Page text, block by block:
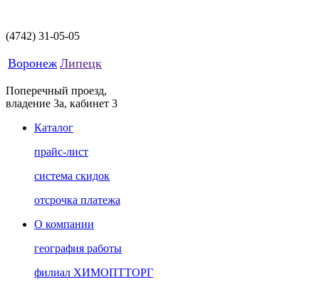
(4742) 31-05-05
Воронеж Липецк
Поперечный проезд,
владение 3а, кабинет 3
Каталог
прайс-лист
система скидок
отсрочка платежа
О компании
география работы
филиал ХИМОПТТОРГ